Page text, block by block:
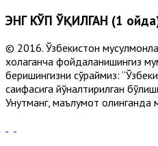
ЭНГ КЎП ЎҚИЛГАН (1
© 2016. Ўзбекистон
хоҳлаганча фойдаланишингиз
беришингизни сўраймиз:
саҳифасига йўналтирилган
Унутманг, маълумот олинганда